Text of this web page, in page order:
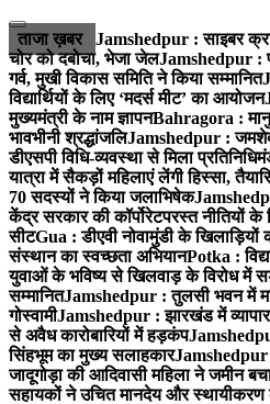
Skip
to
content
ताजा ख़बर Jamshedpur : साइबर
चोर को दबोचा, भेजा जेलJamshedpur :
गर्व, मुखी विकास समिति ने किया सम्मानित
विद्यार्थियों के लिए ‘मदर्स मीट’ का आयोजन
मुख्यमंत्री के नाम ज्ञापनBahragora :
भावभीनी श्रद्धांजलिJamshedpur :
डीएसपी विधि-व्यवस्था से मिला
यात्रा में सैकड़ों महिलाएं लेंगी हिस्सा,
70 सदस्यों ने किया जलाभिषेक
केंद्र सरकार की कॉर्पोरेटपरस्त
सीटGua : डीएवी नोवामुंडी के
संस्थान का स्वच्छता अभियानPotka :
युवाओं के भविष्य से खिलवाड़ के विरोध में
सम्मानितJamshedpur : तुलसी भवन में
गोस्वामीJamshedpur : झारखंड में व्यापार
से अवैध कारोबारियों में हड़कंप
सिंहभूम का मुख्य सलाहकारJamshedpur
जादूगोड़ा की आदिवासी महिला ने जमीन
सहायकों ने उचित मानदेय और स्थायीकरण